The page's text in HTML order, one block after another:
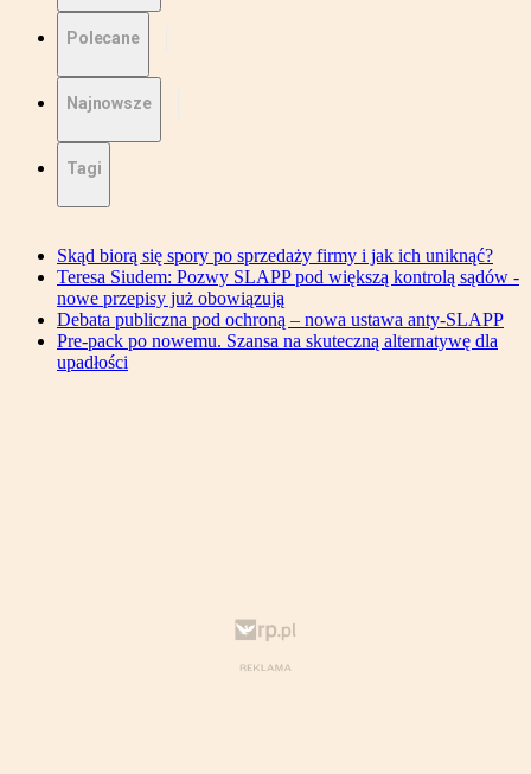
Polecane
Najnowsze
Tagi
Skąd biorą się spory po sprzedaży firmy i jak ich uniknąć?
Teresa Siudem: Pozwy SLAPP pod większą kontrolą sądów -
nowe przepisy już obowiązują
Debata publiczna pod ochroną – nowa ustawa anty-SLAPP
Pre-pack po nowemu. Szansa na skuteczną alternatywę dla
upadłości